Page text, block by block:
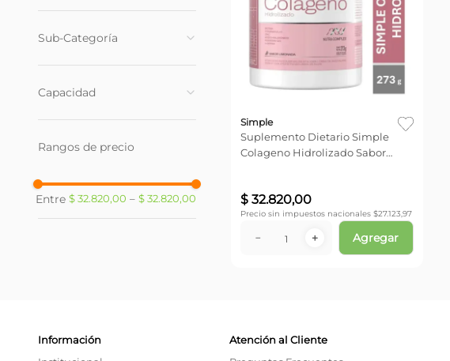
Sub-Categoría
Capacidad
Rangos de precio
$ 32.820,00 – $ 32.820,00
Simple
Suplemento Dietario Simple
Colageno Hidrolizado Sabor
$ 32.820,00
Precio sin impuestos nacionales $27.123,97
＋
－ Agregar
Información
Atención al Cliente